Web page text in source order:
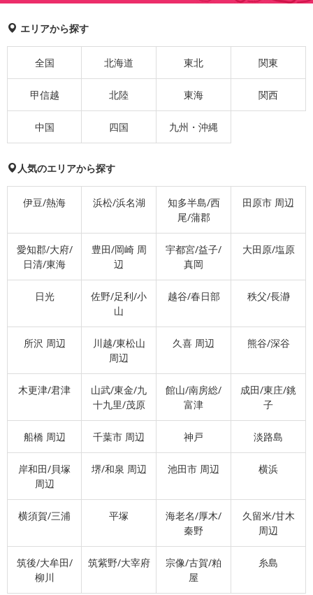
エリアから探す
全国 北海道 東北 関東
甲信越 北陸 東海 関西
中国 四国 九州・沖縄
人気のエリアから探す
伊豆/熱海 浜松/浜名湖
知多半島/西
尾/蒲郡
田原市 周辺
愛知郡/大府/
日清/東海
豊田/岡崎 周
辺
宇都宮/益子/
真岡
大田原/塩原
日光
佐野/足利/小
山
越谷/春日部 秩父/長瀞
所沢 周辺
川越/東松山
周辺
久喜 周辺 熊谷/深谷
木更津/君津
山武/東金/九
十九里/茂原
館山/南房総/
富津
成田/東庄/銚
子
船橋 周辺 千葉市 周辺 神戸 淡路島
岸和田/貝塚
周辺
堺/和泉 周辺 池田市 周辺 横浜
横須賀/三浦 平塚
海老名/厚木/
秦野
久留米/甘木
周辺
筑後/大牟田/
柳川
筑紫野/大宰府
宗像/古賀/粕
屋
糸島